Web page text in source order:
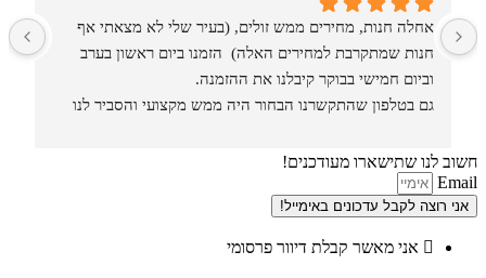
וביום חמישי בבוקר קיבלנו את ההזמנה.
חשוב לנו שתישארו מעודכנים!
Email
אני רוצה לקבל עדכונים באימייל!
אני מאשר קבלת דיוור פרסומי